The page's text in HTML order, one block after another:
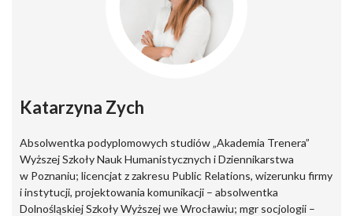
Katarzyna Zych
Absolwentka podyplomowych studiów „Akademia Trenera”
Wyższej Szkoły Nauk Humanistycznych i Dziennikarstwa
w Poznaniu; licencjat z zakresu Public Relations, wizerunku firmy
i instytucji, projektowania komunikacji – absolwentka
Dolnośląskiej Szkoły Wyższej we Wrocławiu; mgr socjologii –